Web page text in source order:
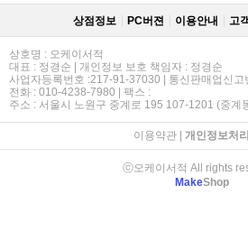
상점정보 PC버젼 이용안내 고
상호명 : 오케이서적
대표 : 정경순 | 개인정보 보호 책임자 : 정경순
사업자등록번호 :217-91-37030 | 통신판매업신
전화 : 010-4238-7980 | 팩스 :
주소 : 서울시 노원구 중계로 195 107-1201 (중계
이용약관| 개인정보처
ⓒ오케이서적 All rights
MakeShop